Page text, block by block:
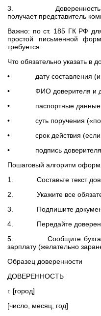
3. Доверенность от
получает представитель
Важно: по ст. 185 ГК РФ
простой письменной
требуется.
Что обязательно указать в
• дату составления
• ФИО доверителя и
• паспортные данные
• суть поручения
• срок действия (если не
• подпись доверителя.
Пошаговый алгоритм
1. Составьте текст
2. Укажите все
3. Подпишите документ
4. Передайте
5. Сообщите
зарплату (желательно
Образец доверенности
ДОВЕРЕННОСТЬ
г. [город]
[число, месяц, год]